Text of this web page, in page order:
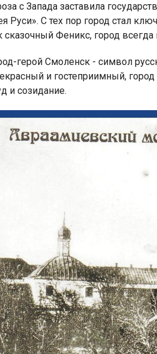
с Запада заставила
Руси». С тех пор город стал
сказочный Феникс, город
герой Смоленск - символ
и гостеприимный,
и созидание.